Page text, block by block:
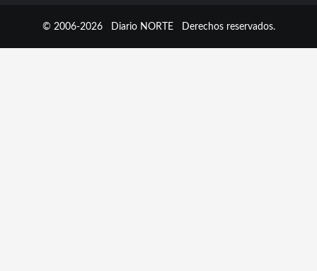
© 2006-2026 Diario NORTEDerechos reservados.